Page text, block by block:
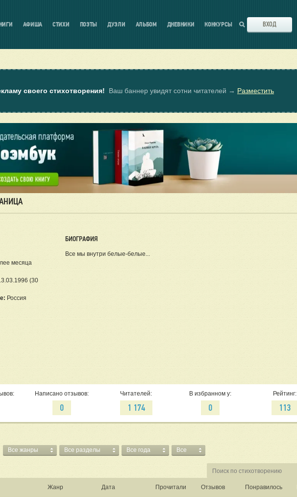
АФИША СТИХИ ПОЭТЫ ДУЭЛИ АЛЬБОМ ДНЕВНИКИ КОНКУРСЫ ВХОД
своего стихотворения! Ваш баннер увидят сотни читателей → Разместить
месяца
(30
Россия
БИОГРАФИЯ
Все мы внутри белые-белые...
Написано отзывов:
0
Читателей:
1 174
В избранном у:
0
Рейтинг:
113
Все жанры Все разделы Все года Все
Жанр Дата Прочитали Отзывов Понравилось